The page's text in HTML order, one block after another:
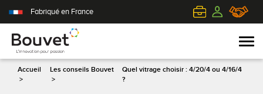
Fabriqué en France
Accueil
>
Les conseils Bouvet
>
Quel vitrage choisir : 4/20/4 ou 4/16/4
?